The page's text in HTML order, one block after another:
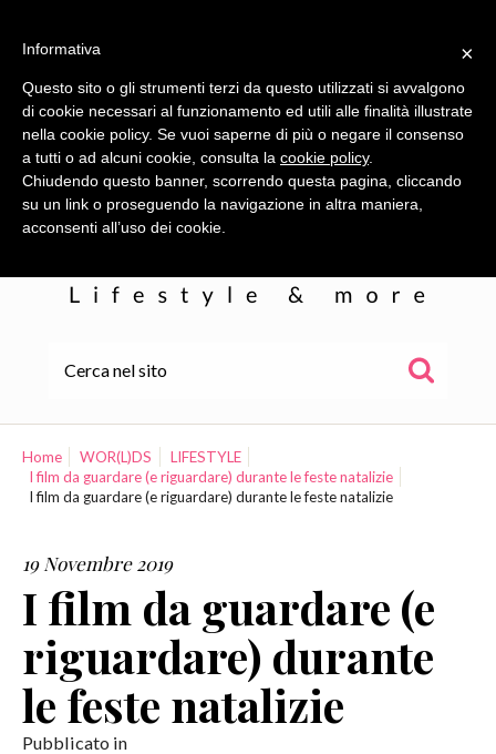
WOR(L)DS
COLLABORAZIONI
CONTATTI
Home WOR(L)DS
LIFESTYLE
I film da guardare (e riguardare) durante le feste natalizie
I film da guardare (e riguardare) durante le feste natalizie
19 Novembre 2019
I film da guardare (e
riguardare) durante
le feste natalizie
Pubblicato in
×
Informativa
Questo sito o gli strumenti terzi da questo utilizzati si avvalgono
di cookie necessari al funzionamento ed utili alle finalità illustrate
nella cookie policy. Se vuoi saperne di più o negare il consenso
a tutti o ad alcuni cookie, consulta la cookie policy.
Chiudendo questo banner, scorrendo questa pagina, cliccando
su un link o proseguendo la navigazione in altra maniera,
acconsenti all’uso dei cookie.